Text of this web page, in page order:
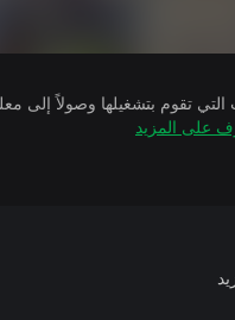
على المزيد